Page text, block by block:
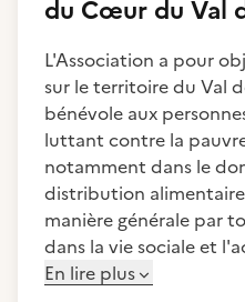
du Cœur du Val
L'Association a pour
sur le territoire du Val
bénévole aux
luttant contre la
notamment dans le
distribution
manière générale par
dans la vie sociale et
En lire plus